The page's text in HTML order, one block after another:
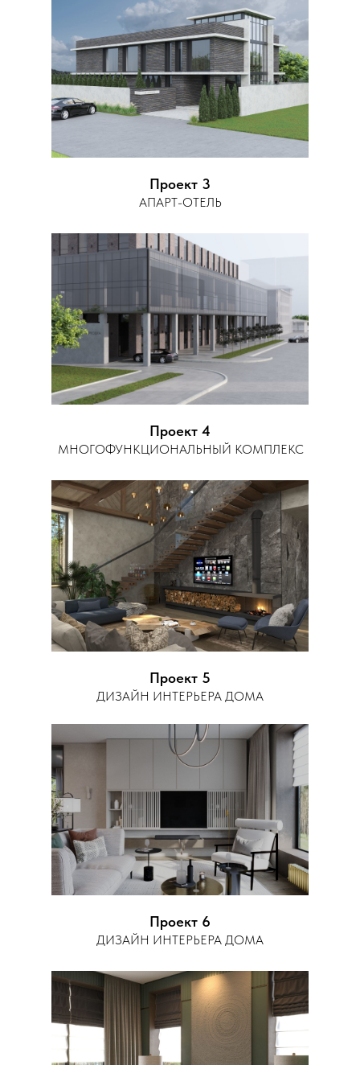
Проект 3
АПАРТ-ОТЕЛЬ
Проект 4
МНОГОФУНКЦИОНАЛЬНЫЙ КОМПЛЕКС
Проект 5
ДИЗАЙН ИНТЕРЬЕРА ДОМА
Проект 6
ДИЗАЙН ИНТЕРЬЕРА ДОМА